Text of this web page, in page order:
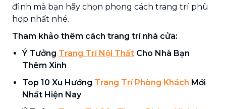
đình mà bạn hãy chọn phong cách trang trí phù
hợp nhất nhé.
Tham khảo thêm cách trang trí nhà cửa:
Ý Tưởng Trang Trí Nội Thất Cho Nhà Bạn
Thêm Xinh
Top 10 Xu Hướng Trang Trí Phòng Khách Mới
Nhất Hiện Nay